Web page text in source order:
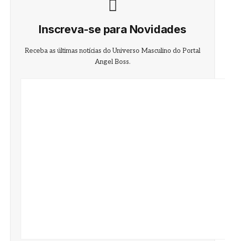
Inscreva-se para Novidades
Receba as últimas notícias do Universo Masculino do Portal
Angel Boss.